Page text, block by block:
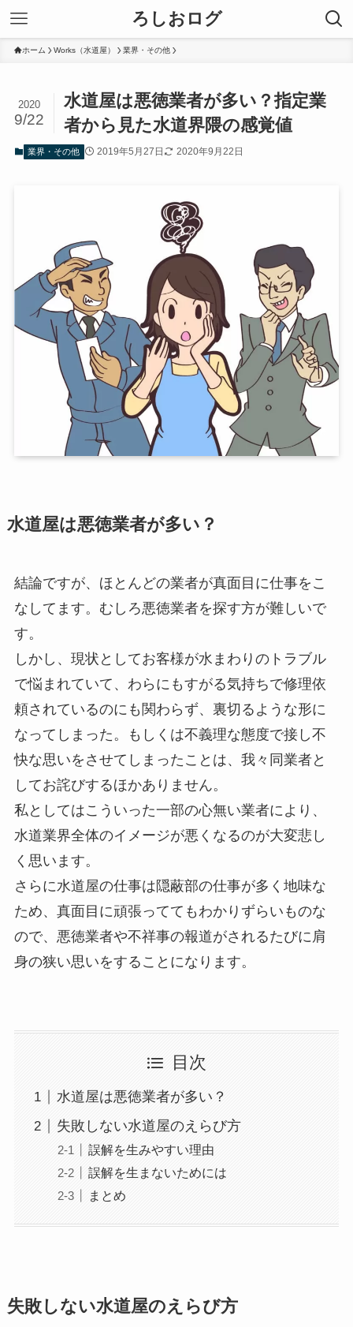
ろしおログ
ホーム Works（水道屋） 業界・その他
水道屋は悪徳業者が多い？指定業
者から見た水道界隈の感覚値
2020
9/22
業界・その他 2019年5月27日 2020年9月22日
水道屋は悪徳業者が多い？
結論ですが、ほとんどの業者が真面目に仕事をこ
なしてます。むしろ悪徳業者を探す方が難しいで
す。
しかし、現状としてお客様が水まわりのトラブル
で悩まれていて、わらにもすがる気持ちで修理依
頼されているのにも関わらず、裏切るような形に
なってしまった。もしくは不義理な態度で接し不
快な思いをさせてしまったことは、我々同業者と
してお詫びするほかありません。
私としてはこういった一部の心無い業者により、
水道業界全体のイメージが悪くなるのが大変悲し
く思います。
さらに水道屋の仕事は隠蔽部の仕事が多く地味な
ため、真面目に頑張っててもわかりずらいものな
ので、悪徳業者や不祥事の報道がされるたびに肩
身の狭い思いをすることになります。
目次
水道屋は悪徳業者が多い？
失敗しない水道屋のえらび方
誤解を生みやすい理由
誤解を生まないためには
まとめ
失敗しない水道屋のえらび方